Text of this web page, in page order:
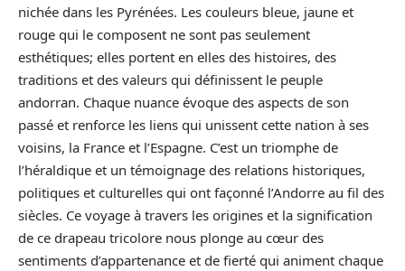
nichée dans les Pyrénées. Les couleurs bleue, jaune et
rouge qui le composent ne sont pas seulement
esthétiques; elles portent en elles des histoires, des
traditions et des valeurs qui définissent le peuple
andorran. Chaque nuance évoque des aspects de son
passé et renforce les liens qui unissent cette nation à ses
voisins, la France et l’Espagne. C’est un triomphe de
l’héraldique et un témoignage des relations historiques,
politiques et culturelles qui ont façonné l’Andorre au fil des
siècles. Ce voyage à travers les origines et la signification
de ce drapeau tricolore nous plonge au cœur des
sentiments d’appartenance et de fierté qui animent chaque